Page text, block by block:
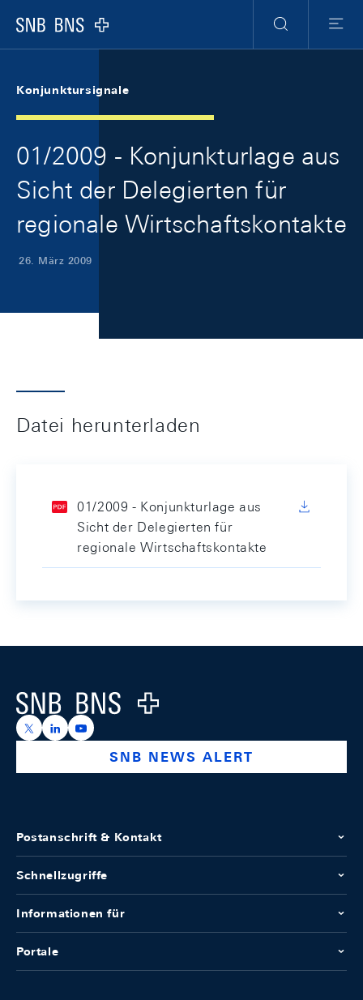
Logo
Suche
Menu
Konjunktursignale
01/2009 - Konjunkturlage aus
Sicht der Delegierten für
regionale Wirtschaftskontakte
26. März 2009
Datei herunterladen
01/2009 - Konjunkturlage aus
Sicht der Delegierten für
regionale Wirtschaftskontakte
Logo
https://x.com/snb_bns
https://ch.linkedin.com/company/swiss-national-
https://www.youtube.com/@swissnationalbank
SNB NEWS ALERT
Postanschrift & Kontakt
Schnellzugriffe
Informationen für
Portale